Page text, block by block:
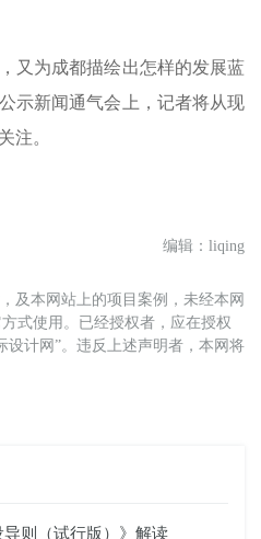
为成都描绘出怎样的发展蓝
示新闻通气会上，记者将从现
注。
编辑：liqing
及本网站上的项目案例，未经本网
式使用。已经授权者，应在授权
设计网”。违反上述声明者，本网将
导则（试行版）》解读